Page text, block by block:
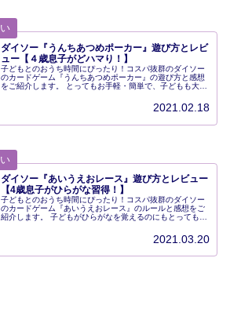
ダイソー『うんちあつめポーカー』遊び方とレビ
ュー【４歳息子がどハマり！】
子どもとのおうち時間にぴったり！コスパ抜群のダイソー
のカードゲーム『うんちあつめポーカー』の遊び方と感想
をご紹介します。 とってもお手軽・簡単で、子どもも大喜
2021.02.18
ダイソー『あいうえおレース』遊び方とレビュー
【4歳息子がひらがな習得！】
子どもとのおうち時間にぴったり！コスパ抜群のダイソー
のカードゲーム『あいうえおレース』のルールと感想をご
紹介します。 子どもがひらがなを覚えるのにもとっても役
2021.03.20